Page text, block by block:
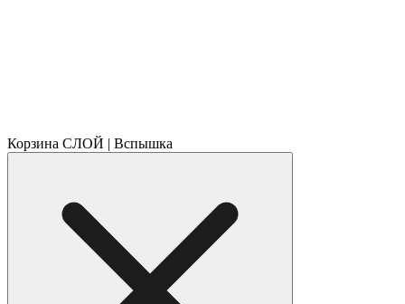
Корзина СЛОЙ | Вспышка